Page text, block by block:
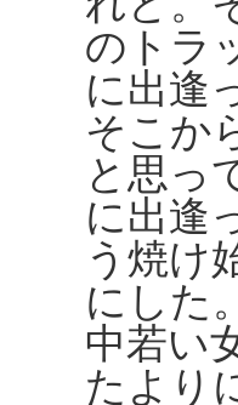
のトラ
に出逢
そこか
と思っ
に出逢
う焼け
にした
中若い
たより